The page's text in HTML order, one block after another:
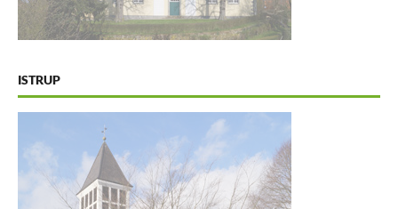
ISTRUP